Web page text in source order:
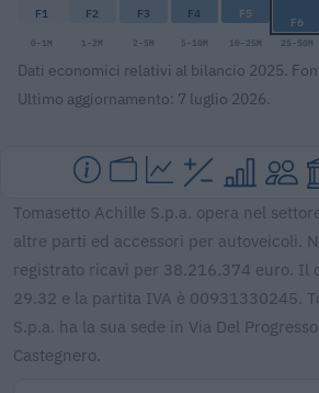
F1 F2 F3 F4 F5 F6
0-1M 1-2M 2-5M 5-10M 10-25M 25-50M
Dati economici relativi al bilancio 2025.
Ultimo aggiornamento: 7 luglio 2026.
Tomasetto Achille S.p.a. opera nel
altre parti ed accessori per autoveicoli.
registrato ricavi per 38.216.374 euro. Il
29.32 e la partita IVA è 00931330245.
S.p.a. ha la sua sede in Via Del
Castegnero.